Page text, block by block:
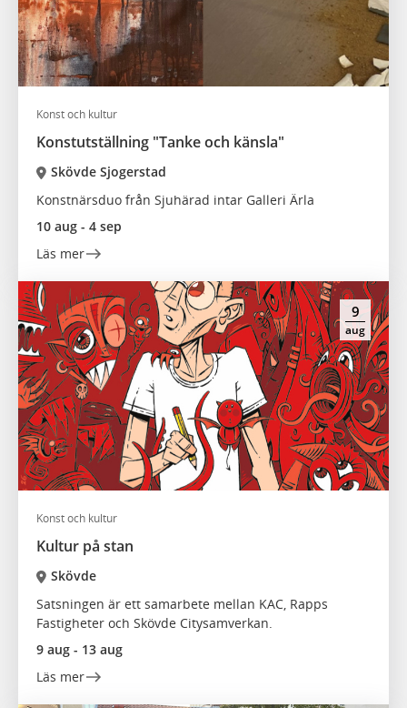
Konst och kultur
Konstutställning "Tanke och känsla"
Skövde Sjogerstad
Konstnärsduo från Sjuhärad intar Galleri Ärla
10 aug - 4 sep
Läs mer
9
aug
Konst och kultur
Kultur på stan
Skövde
Satsningen är ett samarbete mellan KAC, Rapps
Fastigheter och Skövde Citysamverkan.
9 aug - 13 aug
Läs mer